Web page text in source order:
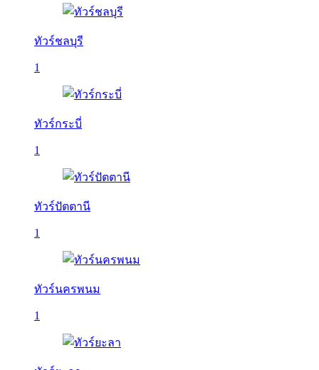
ทัวร์ชลบุรี
1
ทัวร์กระบี่
1
ทัวร์ปัตตานี
1
ทัวร์นครพนม
1